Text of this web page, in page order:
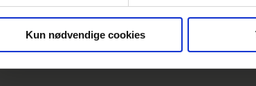
Kun nødvendige cookies